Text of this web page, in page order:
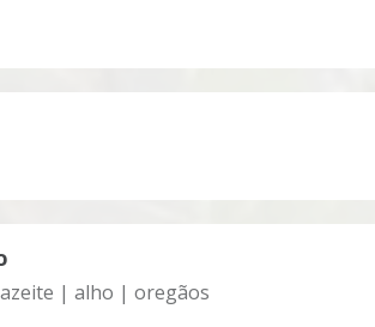
| alho | oregãos